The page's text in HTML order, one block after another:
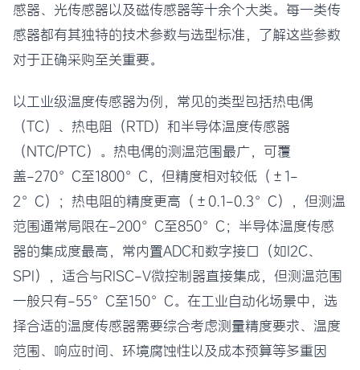
感器、光传感器以及磁传感器等十余个大类。每一类传
感器都有其独特的技术参数与选型标准，了解这些参数
对于正确采购至关重要。
以工业级温度传感器为例，常见的类型包括热电偶
（TC）、热电阻（RTD）和半导体温度传感器
（NTC/PTC）。热电偶的测温范围最广，可覆
盖-270°C至1800°C，但精度相对较低（±1-
2°C）；热电阻的精度更高（±0.1-0.3°C），但测温
范围通常局限在-200°C至850°C；半导体温度传感
器的集成度最高，常内置ADC和数字接口（如I2C、
SPI），适合与RISC-V微控制器直接集成，但测温范围
一般只有-55°C至150°C。在工业自动化场景中，选
择合适的温度传感器需要综合考虑测量精度要求、温度
范围、响应时间、环境腐蚀性以及成本预算等多重因